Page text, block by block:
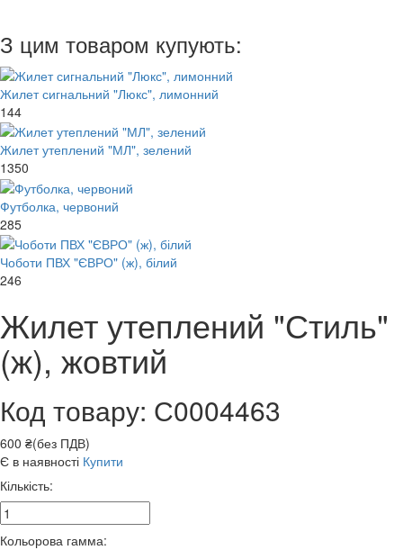
З цим товаром купують:
Жилет сигнальний "Люкс", лимонний
144
Жилет утеплений "МЛ", зелений
1350
Футболка, червоний
285
Чоботи ПВХ "ЄВРО" (ж), білий
246
Жилет утеплений "Стиль"
(ж), жовтий
Код товару: С0004463
600 ₴(без ПДВ)
Є в наявності Купити
Кількість:
Кольорова гамма: